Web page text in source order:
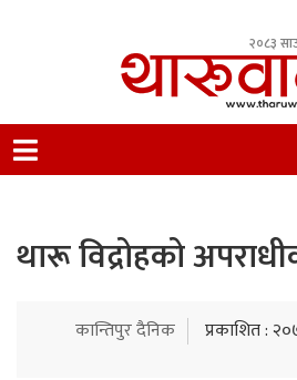
२०८३
Nepal.
थारू विद्रोहको
कान्तिपुर दैनिक प्रकाशित :